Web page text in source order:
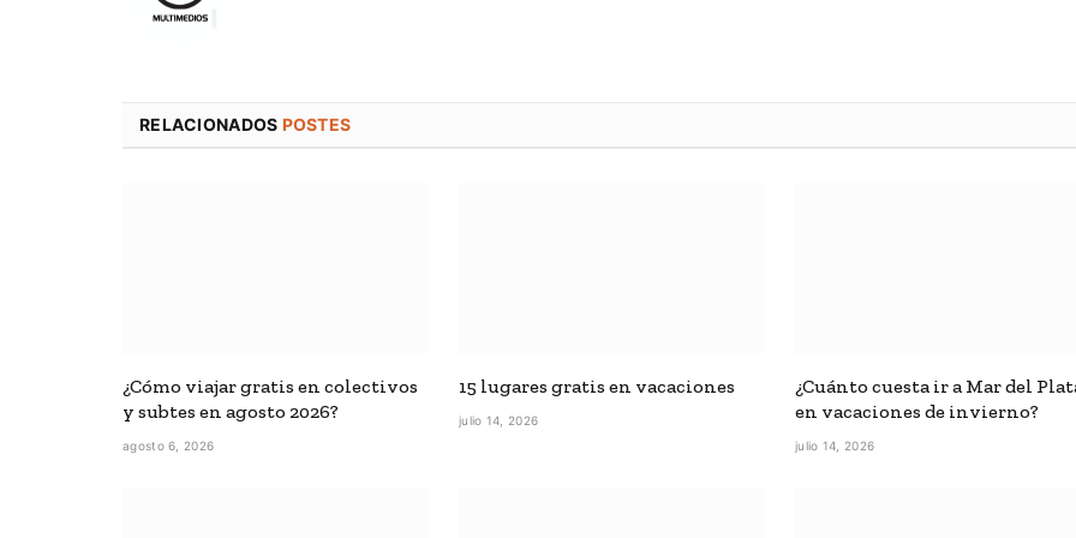
RELACIONADOS POSTES
¿Cómo viajar gratis en colectivos
y subtes en agosto 2026?
agosto 6, 2026
15 lugares gratis en vacaciones
julio 14, 2026
¿Cuánto cuesta ir a Mar del
en vacaciones de invierno?
julio 14, 2026